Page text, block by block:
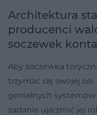
Architektura
producenci
soczewek
Aby soczewka
trzymać się swojej
genialnych systemów
zadanie ujarzmić jej